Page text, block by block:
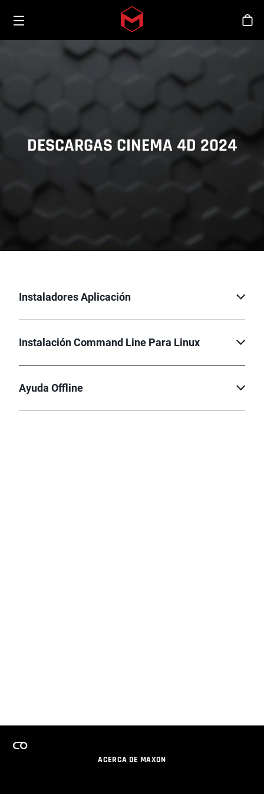
Skip to main content
DESCARGAS CINEMA 4D 2024
Instaladores Aplicación
Instalación Command Line Para Linux
Ayuda Offline
ACERCA DE MAXON